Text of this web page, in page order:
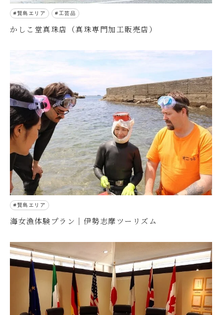
賢島エリア 工芸品
かしこ堂真珠店（真珠専門加工販売店）
賢島エリア
海女漁体験プラン｜伊勢志摩ツーリズム